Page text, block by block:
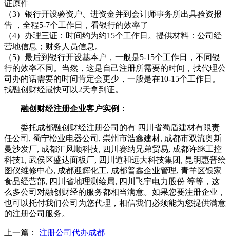
证原件
（3）银行开设验资户、进资金并到会计师事务所出具验资报
告 ，全程5-7个工作日，看银行的效率了
（4）办理三证：时间约为约15个工作日。提供材料：公司经
营地信息；财务人员信息。
（5）最后到银行开设基本户，一般是5-15个工作日，不同银
行的效率不同。当然，这是自己注册所需要的时间，找代理公
司办的话需要的时间肯定会更少，一般是在10-15个工作日。
找融创财经最快可以2天拿到证。
融创财经注册企业客户实例：
委托成都融创财经注册公司的有 四川省蜀盾建材有限责
任公司, 蜀宁松业电器公司, 崇州市浩鑫建材, 成都市双流奥斯
曼沙发厂, 成都汇风顺科技, 四川赛纳兄弟贸易, 成都许继工控
科技1, 武侯区盛达面板厂, 四川道和远大科技集团, 昆明惠普绘
图仪维修中心, 成都迎辉化工, 成都普鑫企业管理, 青羊区银家
食品经营部, 四川省地理测绘局, 四川飞宇电力股份 等等，这
么多公司对融创财经的服务都相当满意。如果您要注册企业，
也可以托付我们公司为您代理，相信我们必须能为您提供满意
的注册公司服务。
上一篇： 注册公司代办成都